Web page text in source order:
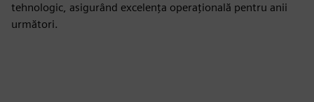
tehnologic, asigurând excelența operațională pentru anii
următori.